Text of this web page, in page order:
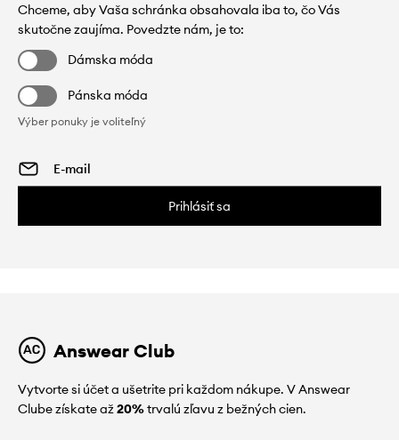
Chceme, aby Vaša schránka obsahovala iba to, čo Vás
skutočne zaujíma. Povedzte nám, je to:
Dámska móda
Pánska móda
Výber ponuky je voliteľný
Prihlásiť sa
Answear Club
Vytvorte si účet a ušetrite pri každom nákupe. V Answear
Clube získate až20%trvalú zľavu z bežných cien.